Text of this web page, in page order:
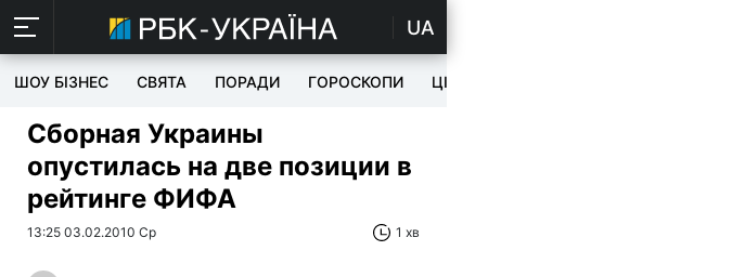
UA
ШОУ БІЗНЕС СВЯТА ПОРАДИ ГОРОСКОПИ ЦІКАВЕ
Сборная Украины
опустилась на две позиции в
рейтинге ФИФА
13:25 03.02.2010 Ср 1 хв